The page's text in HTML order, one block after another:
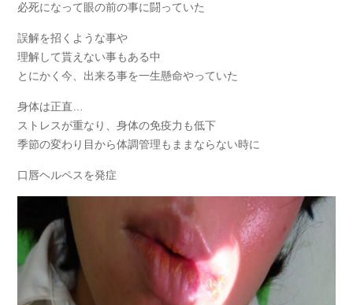
必死になって眼の前の事に闘っていた
誤解を招くような事や
理解して貰えない事もある中
とにかく今、出来る事を一生懸命やっていた
身体は正直…
ストレスが重なり、身体の免疫力も低下
季節の変わり目から体調管理もままならない時に
口唇ヘルペスを発症